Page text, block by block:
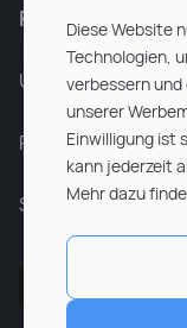
Für
Unsere
Sitemap
Diese Website
Technologien,
verbessern
unserer
Einwilligung ist
kann jederzeit
Mehr dazu